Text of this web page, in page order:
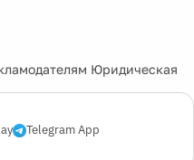
Юридическая
Telegram App